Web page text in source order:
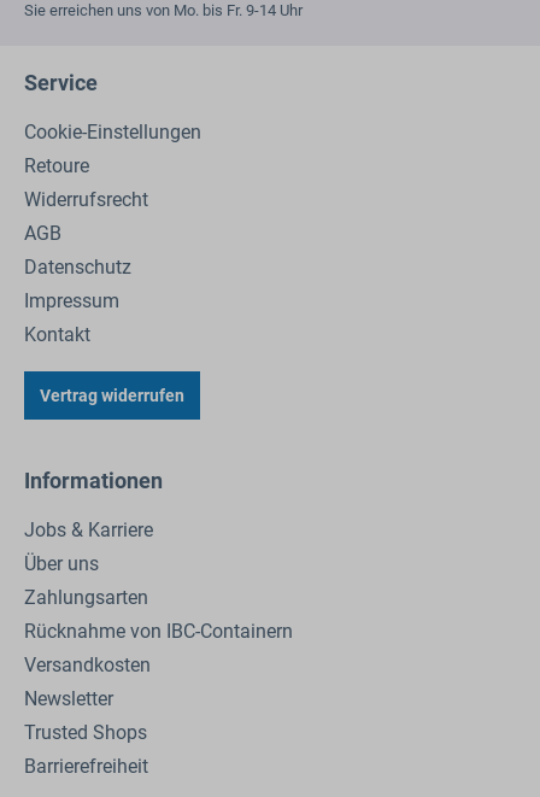
Sie erreichen uns von Mo. bis Fr. 9-14 Uhr
Service
Cookie-Einstellungen
Retoure
Widerrufsrecht
AGB
Datenschutz
Impressum
Kontakt
Vertrag widerrufen
Informationen
Jobs & Karriere
Über uns
Zahlungsarten
Rücknahme von IBC-Containern
Versandkosten
Newsletter
Trusted Shops
Barrierefreiheit